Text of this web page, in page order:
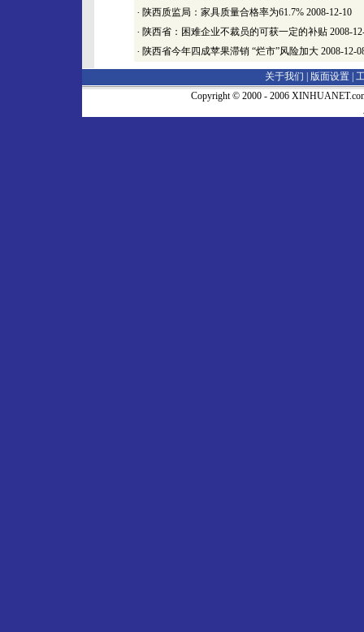
· 陕西质监局：家具质量合格率为61.7% 2008-12-10
· 陕西省：困难企业不裁员的可获一定的补贴 2008-
· 陕西省今年四成苹果滞销 “烂市”风险加大 2008-12-
关于我们 | 版面设置
Copyright © 2000 - 2006